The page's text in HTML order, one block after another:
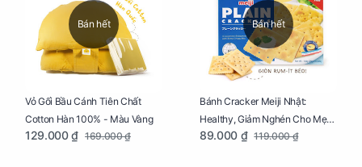
Bán hết
Vỏ Gối Bầu Cánh Tiên Chất
Cotton Hàn 100% - Màu Vàng
129.000 ₫ 169.000 ₫
Bán hết
Bánh Cracker Meiji Nhật:
Healthy, Giảm Nghén Cho Mẹ
Bầu Hộp 104g
89.000 ₫ 119.000 ₫